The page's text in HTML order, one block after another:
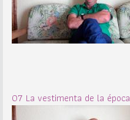
07 La vestimenta de la época